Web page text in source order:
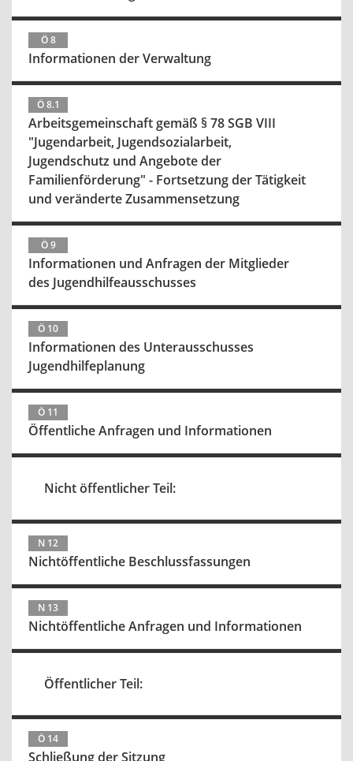
Ö 8
Informationen der Verwaltung
Ö 8.1
Arbeitsgemeinschaft gemäß § 78 SGB VIII
"Jugendarbeit, Jugendsozialarbeit,
Jugendschutz und Angebote der
Familienförderung" - Fortsetzung der Tätigkeit
und veränderte Zusammensetzung
Ö 9
Informationen und Anfragen der Mitglieder
des Jugendhilfeausschusses
Ö 10
Informationen des Unterausschusses
Jugendhilfeplanung
Ö 11
Öffentliche Anfragen und Informationen
Nicht öffentlicher Teil:
N 12
Nichtöffentliche Beschlussfassungen
N 13
Nichtöffentliche Anfragen und Informationen
Öffentlicher Teil:
Ö 14
Schließung der Sitzung